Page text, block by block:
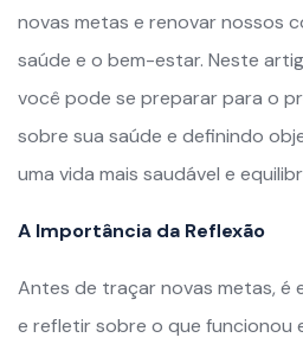
novas metas e renovar nossos
saúde e o bem-estar. Neste
você pode se preparar para o
sobre sua saúde e definindo
uma vida mais saudável e
A Importância da Reflexão
Antes de traçar novas metas, é
e refletir sobre o que funcionou